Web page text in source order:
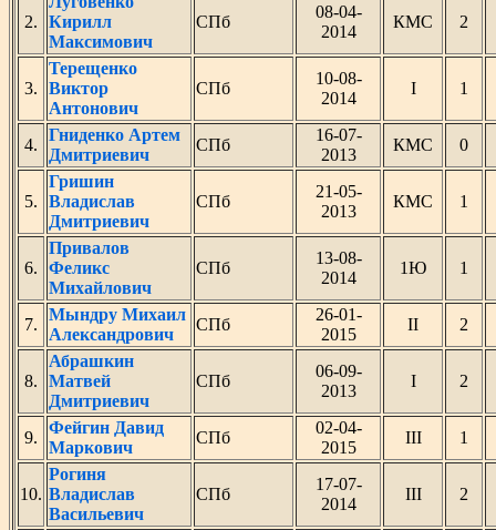
2.
Кирилл
Максимович
СПб
08-04-
2014
КМС 2
3.
Терещенко
Виктор
Антонович
СПб
10-08-
2014
I 1
4.
Гниденко Артем
Дмитриевич
СПб
16-07-
2013
КМС 0
5.
Гришин
Владислав
Дмитриевич
СПб
21-05-
2013
КМС 1
6.
Привалов
Феликс
Михайлович
СПб
13-08-
2014
1Ю 1
7.
Мындру Михаил
Александрович
СПб
26-01-
2015
II 2
8.
Абрашкин
Матвей
Дмитриевич
СПб
06-09-
2013
I 2
9.
Фейгин Давид
Маркович
СПб
02-04-
2015
III 1
10.
Рогиня
Владислав
Васильевич
СПб
17-07-
2014
III 2